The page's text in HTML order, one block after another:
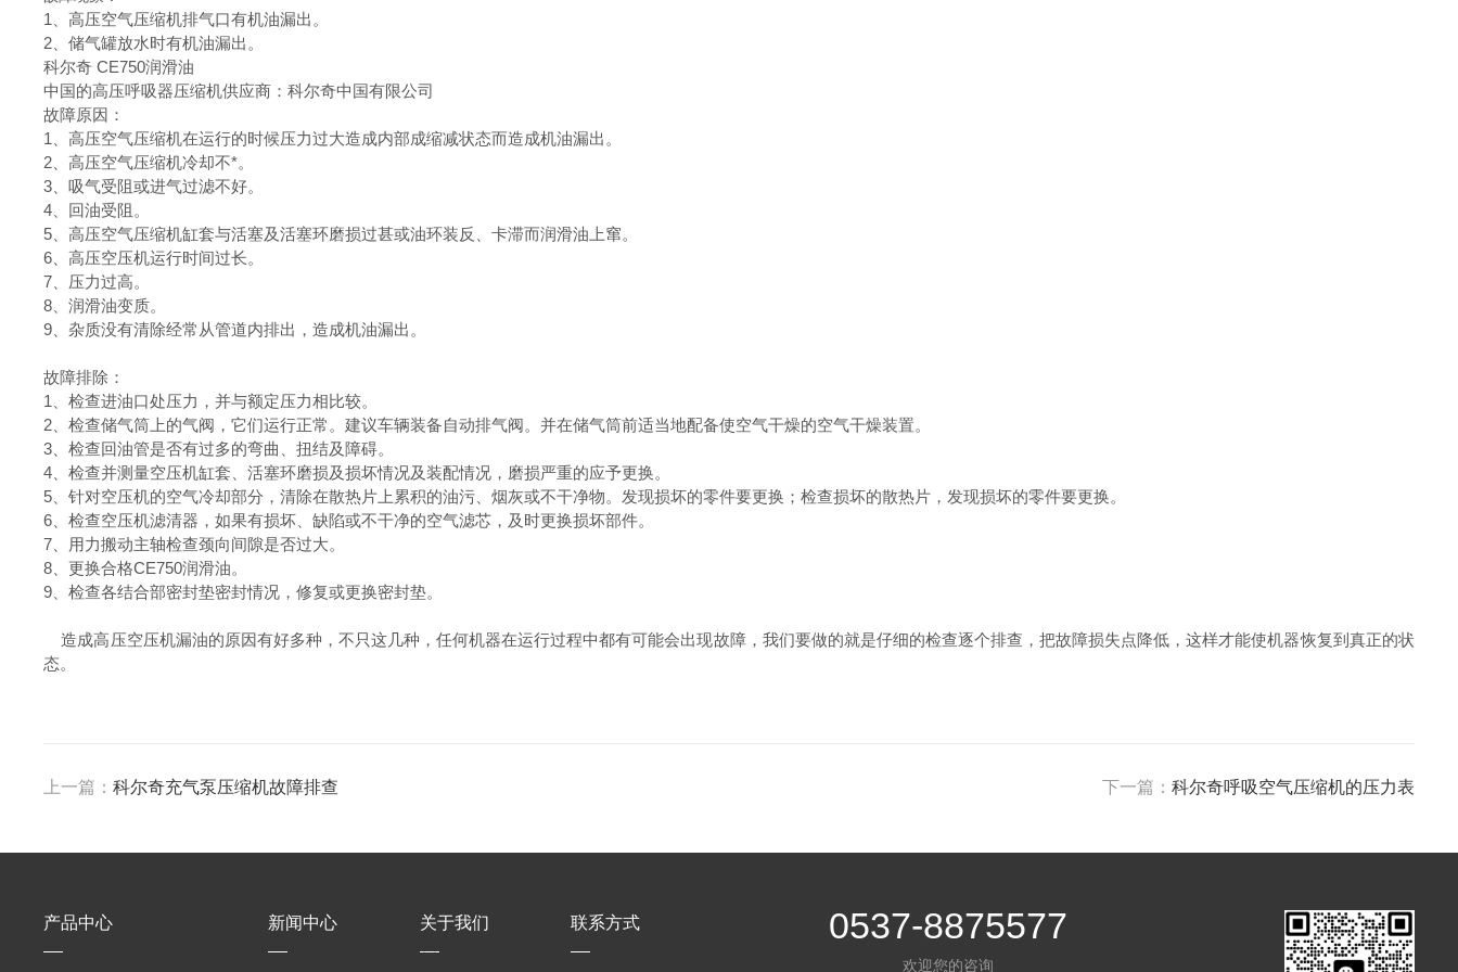
1、高压空气压缩机排气口有机油漏出。
2、储气罐放水时有机油漏出。
科尔奇 CE750润滑油
中国的高压呼吸器压缩机供应商：科尔奇中国有限公司
故障原因：
1、高压空气压缩机在运行的时候压力过大造成内部成缩减状态而造成机油漏出。
2、高压空气压缩机冷却不*。
3、吸气受阻或进气过滤不好。
4、回油受阻。
5、高压空气压缩机缸套与活塞及活塞环磨损过甚或油环装反、卡滞而润滑油上窜。
6、高压空压机运行时间过长。
7、压力过高。
8、润滑油变质。
9、杂质没有清除经常从管道内排出，造成机油漏出。
故障排除：
1、检查进油口处压力，并与额定压力相比较。
2、检查储气筒上的气阀，它们运行正常。建议车辆装备自动排气阀。并在储气筒前适当地配备使空气干燥的空气干燥装置。
3、检查回油管是否有过多的弯曲、扭结及障碍。
4、检查并测量空压机缸套、活塞环磨损及损坏情况及装配情况，磨损严重的应予更换。
5、针对空压机的空气冷却部分，清除在散热片上累积的油污、烟灰或不干净物。发现损坏的零件要更换；检查损坏的散热片，发现损坏的零件要更换。
6、检查空压机滤清器，如果有损坏、缺陷或不干净的空气滤芯，及时更换损坏部件。
7、用力搬动主轴检查颈向间隙是否过大。
8、更换合格CE750润滑油。
9、检查各结合部密封垫密封情况，修复或更换密封垫。
造成高压空压机漏油的原因有好多种，不只这几种，任何机器在运行过程中都有可能会出现故障，我们要做的就是仔细的检查逐个排查，把故障损失点降低，这样才能使机器恢复到真正的状
态。
上一篇：科尔奇充气泵压缩机故障排查 下一篇： 科尔奇呼吸空气压缩机的压力表
产品中心 新闻中心 关于我们 联系方式 0537-8875577
欢迎您的咨询